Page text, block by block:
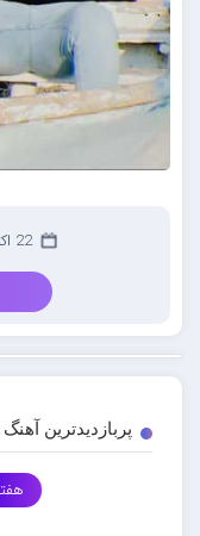
22 اکتبر 2024
پربازدیدترین آهنگ